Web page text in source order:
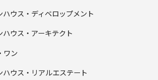
ウス・ディベロップメント
ウス・アーキテクト
ワン
ウス・リアルエステート